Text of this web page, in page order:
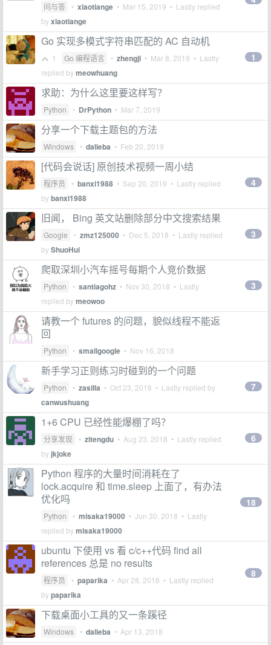
问与答 • xiaotiange • Mar 15, 2019 • Lastly replied
byxiaotiange
Go 实现多模式字符串匹配的 AC 自动机
1 Go 编程语言 • zhengji • Mar 8, 2019 • Lastly
replied bymeowhuang
1
求助：为什么这里要这样写？
Python • DrPython • Mar 7, 2019
分享一个下载主题包的方法
Windows • dalieba • Feb 20, 2019
[代码会说话] 原创技术视频一周小结
程序员 • banxi1988 • Sep 20, 2019 • Lastly replied
bybanxi1988
4
旧闻， Bing 英文站删除部分中文搜索结果
Google • zmz125000 • Dec 5, 2018 • Lastly replied
byShuoHui
3
爬取深圳小汽车摇号每期个人竞价数据
Python • santiagohz • Nov 30, 2018 • Lastly
replied bymeowoo
3
请教一个 futures 的问题，貌似线程不能返
回
Python • smallgoogle • Nov 16, 2018
新手学习正则练习时碰到的一个问题
Python • zasilla • Oct 23, 2018 • Lastly replied by
canwushuang
7
1+6 CPU 已经性能爆棚了吗？
分享发现 • zitengdu • Aug 23, 2018 • Lastly replied
by jkjoke
6
Python 程序的大量时间消耗在了
lock.acquire 和 time.sleep 上面了，有办法
优化吗
Python • misaka19000 • Jun 30, 2018 • Lastly
replied bymisaka19000
18
ubuntu 下使用 vs 看 c/c++代码 find all
references 总是 no results
程序员 • paparika • Apr 28, 2018 • Lastly replied
bypaparika
8
下载桌面小工具的又一条蹊径
Windows • dalieba • Apr 13, 2018